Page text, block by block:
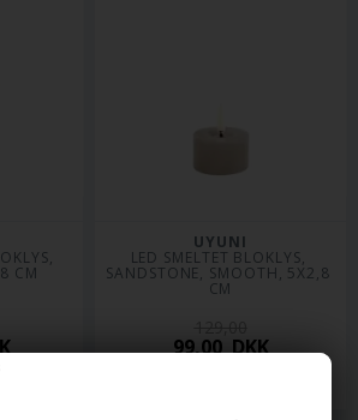
CM
UYUNI
LED SMELTET BLOKLYS,
SANDSTONE, SMOOTH, 5X2,8
CM
99,00DKK